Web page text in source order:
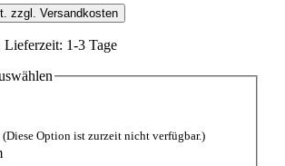
zzgl. Versandkosten
Lieferzeit: 1-3 Tage
(Diese Option ist zurzeit nicht verfügbar.)